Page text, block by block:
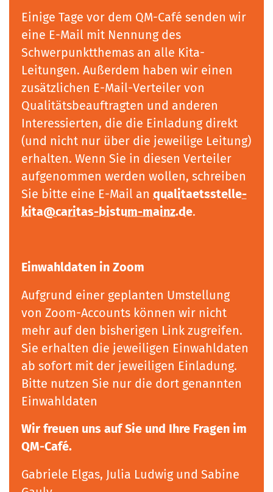
Einige Tage vor dem QM-Café senden wir
eine E-Mail mit Nennung des
Schwerpunktthemas an alle Kita-
Leitungen. Außerdem haben wir einen
zusätzlichen E-Mail-Verteiler von
Qualitätsbeauftragten und anderen
Interessierten, die die Einladung direkt
(und nicht nur über die jeweilige Leitung)
erhalten. Wenn Sie in diesen Verteiler
aufgenommen werden wollen, schreiben
Sie bitte eine E-Mail an qualitaetsstelle-
kita@caritas-bistum-mainz.de.
Einwahldaten in Zoom
Aufgrund einer geplanten Umstellung
von Zoom-Accounts können wir nicht
mehr auf den bisherigen Link zugreifen.
Sie erhalten die jeweiligen Einwahldaten
ab sofort mit der jeweiligen Einladung.
Bitte nutzen Sie nur die dort genannten
Einwahldaten
Wir freuen uns auf Sie und Ihre Fragen im
QM-Café.
Gabriele Elgas, Julia Ludwig und Sabine